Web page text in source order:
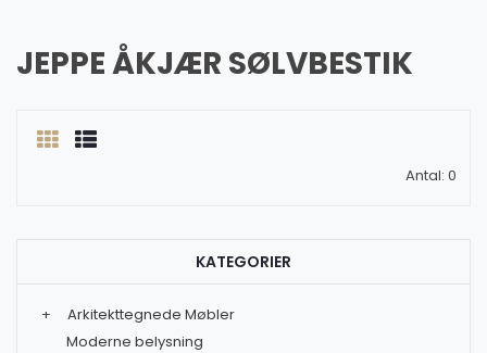
JEPPE ÅKJÆR SØLVBESTIK
Antal: 0
KATEGORIER
+
Arkitekttegnede Møbler
Moderne belysning